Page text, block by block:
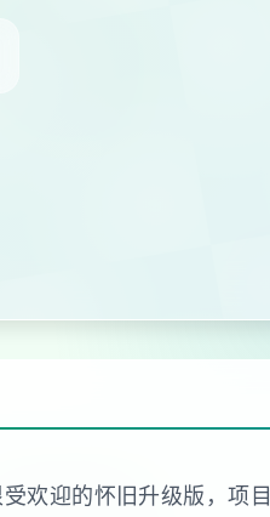
欢迎的怀旧升级版，项